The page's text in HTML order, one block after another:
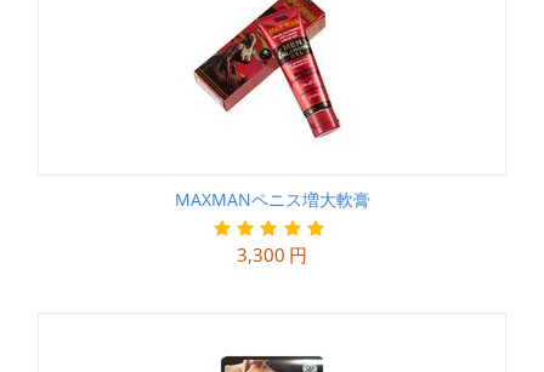
MAXMANペニス増大軟膏
3,300 円